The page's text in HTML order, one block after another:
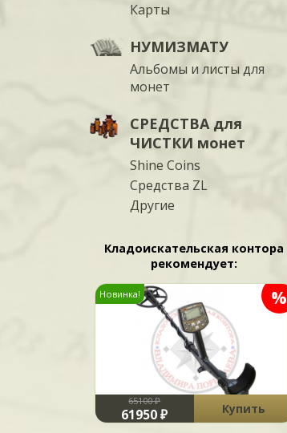
Карты
НУМИЗМАТУ
Альбомы и листы для
монет
СРЕДСТВА для
ЧИСТКИ монет
Shine Coins
Средства ZL
Другие
Кладоискательская контора
рекомендует:
%
Новинка!
65100 ₽
61950 ₽
Купить